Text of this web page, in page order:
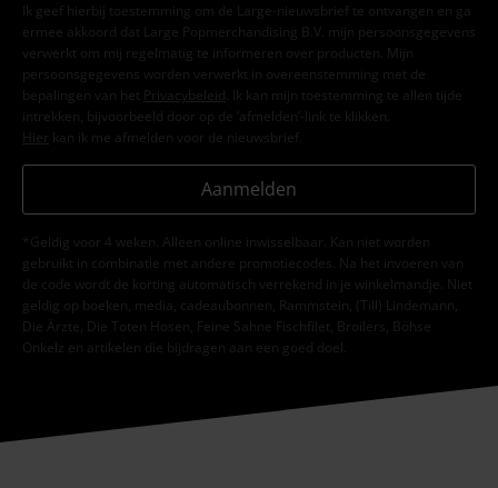
Ik geef hierbij toestemming om de Large-nieuwsbrief te ontvangen en ga
ermee akkoord dat Large Popmerchandising B.V. mijn persoonsgegevens
verwerkt om mij regelmatig te informeren over producten. Mijn
persoonsgegevens worden verwerkt in overeenstemming met de
bepalingen van het
Privacybeleid . Ik kan mijn toestemming te allen tijde
intrekken, bijvoorbeeld door op de ‘afmelden’-link te klikken.
Hier kan ik me afmelden voor de nieuwsbrief.
Aanmelden
*Geldig voor 4 weken. Alleen online inwisselbaar. Kan niet worden
gebruikt in combinatie met andere promotiecodes. Na het invoeren van
de code wordt de korting automatisch verrekend in je winkelmandje. Niet
geldig op boeken, media, cadeaubonnen, Rammstein, (Till) Lindemann,
Die Ärzte, Die Toten Hosen, Feine Sahne Fischfilet, Broilers, Böhse
Onkelz en artikelen die bijdragen aan een goed doel.